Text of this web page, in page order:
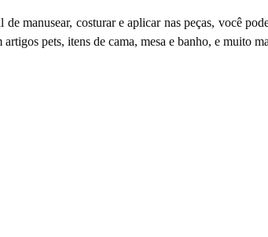
manusear, costurar e aplicar nas peças, você
pets, itens de cama, mesa e banho, e muito